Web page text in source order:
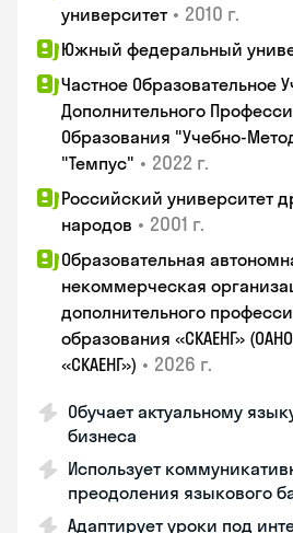
университет • 2010 г.
Южный федеральный
Частное Образовательное
Дополнительного
Образования "Учебно-
"Темпус" • 2022 г.
Российский университет
народов • 2001 г.
Образовательная
некоммерческая
дополнительного
образования «СКАЕНГ»
«СКАЕНГ») • 2026 г.
Обучает актуальному
бизнеса
Использует
преодоления языкового
Адаптирует уроки под